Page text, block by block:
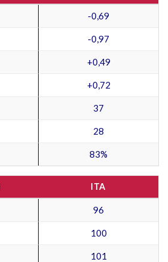
-0,69
-0,97
+0,49
+0,72
37
28
83%
ITA
96
100
101